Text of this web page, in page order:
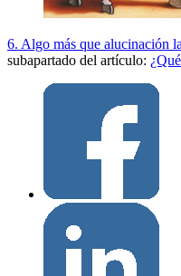
6. Algo más que alucinación
subapartado del artículo: